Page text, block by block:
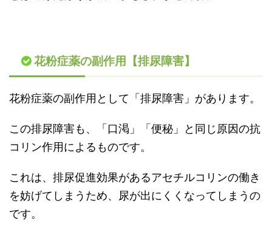
花粉症薬の副作用【排尿障害】
花粉症薬の副作用として「排尿障害」があります。
この排尿障害も、「口渇」「便秘」と同じ原因の抗
コリン作用によるものです。
これは、排尿促進効果があるアセチルコリンの働き
を妨げてしまうため、尿が出にくくなってしまうの
です。